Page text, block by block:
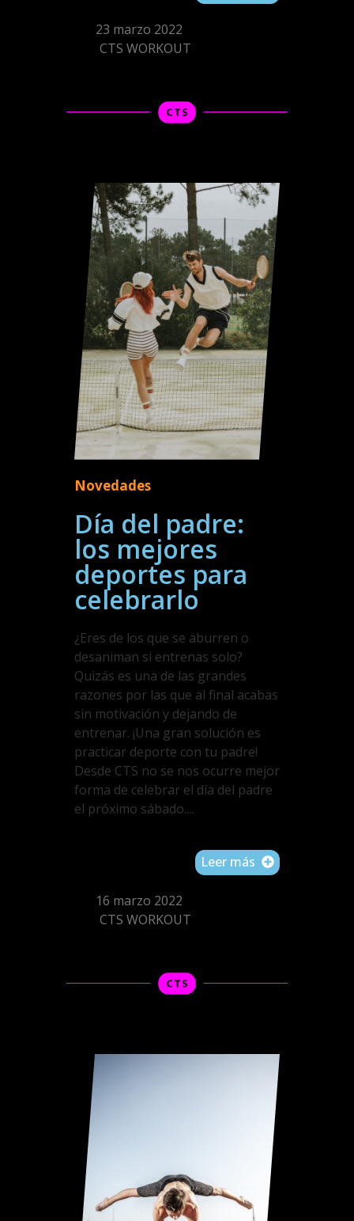
23 marzo 2022
CTS WORKOUT
Novedades
Día del padre:
los mejores
deportes para
celebrarlo
¿Eres de los que se aburren o
desaniman si entrenas solo?
Quizás es una de las grandes
razones por las que al final acabas
sin motivación y dejando de
entrenar. ¡Una gran solución es
practicar deporte con tu padre!
Desde CTS no se nos ocurre mejor
forma de celebrar el día del padre
el próximo sábado....
Leer más
16 marzo 2022
CTS WORKOUT